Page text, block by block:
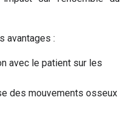
avantages :
avec le patient sur les
des mouvements osseux